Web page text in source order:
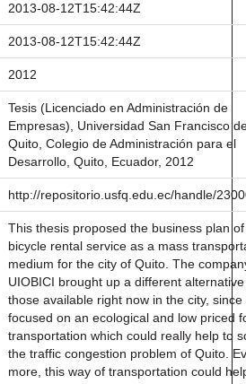
2013-08-12T15:42:44Z
2013-08-12T15:42:44Z
2012
Tesis (Licenciado en Administración de
Empresas), Universidad San Francisco
Quito, Colegio de Administración para el
Desarrollo, Quito, Ecuador, 2012
http://repositorio.usfq.edu.ec/handle/
This thesis proposed the business plan
bicycle rental service as a mass
medium for the city of Quito. The
UIOBICI brought up a different
those available right now in the city, since
focused on an ecological and low priced
transportation which could really help to
the traffic congestion problem of Quito.
more, this way of transportation could